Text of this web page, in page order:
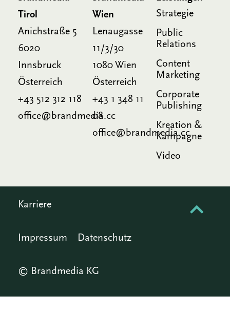
Tirol
Anichstraße 5
6020
Innsbruck
Österreich
+43 512 312 118
office@brandmedia.cc
Wien
Lenaugasse
11/3/30
1080 Wien
Österreich
+43 1 348 11
08
office@brandmedia.cc
Strategie
Public
Relations
Content
Marketing
Corporate
Publishing
Kreation &
Kampagne
Video
Karriere
Impressum Datenschutz
© Brandmedia KG